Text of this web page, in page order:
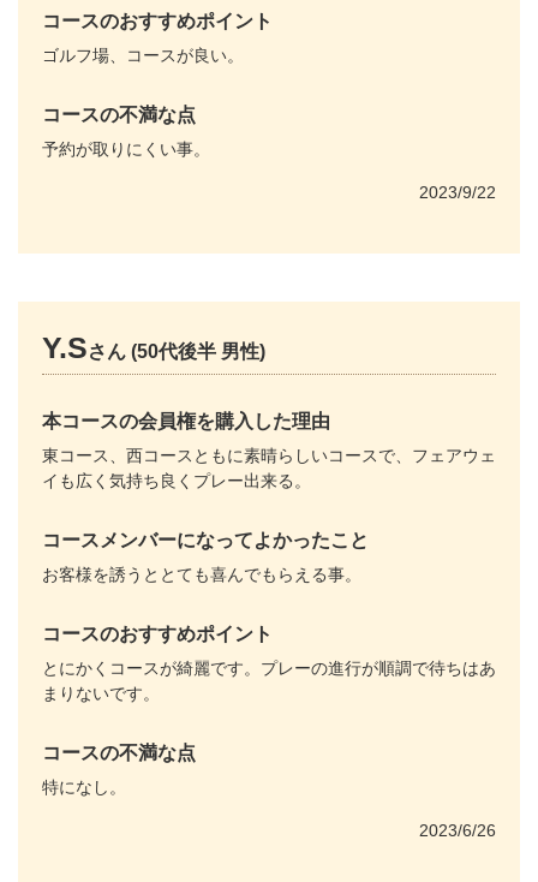
コースのおすすめポイント
ゴルフ場、コースが良い。
コースの不満な点
予約が取りにくい事。
2023/9/22
Y.Sさん (50代後半 男性)
本コースの会員権を購入した理由
東コース、西コースともに素晴らしいコースで、フェアウェ
イも広く気持ち良くプレー出来る。
コースメンバーになってよかったこと
お客様を誘うととても喜んでもらえる事。
コースのおすすめポイント
とにかくコースが綺麗です。プレーの進行が順調で待ちはあ
まりないです。
コースの不満な点
特になし。
2023/6/26